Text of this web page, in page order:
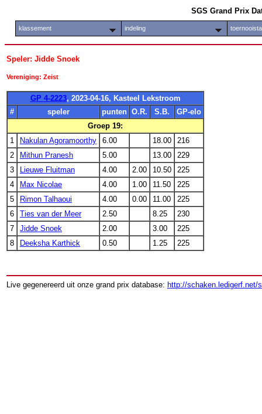
SGS Grand Prix
klassement indeling
Speler: Jidde Snoek
Vereniging: Zeist
GP 4-2223, 2023-04-16, Kasteel Lekstroom
#
speler punten O.R. S.B.
GP-elo
Groep 19:
1
Nakulan Agoramoorthy 6.00 18.00
216
2
Mithun Pranesh 5.00 13.00
229
3
Lieuwe Fluitman 4.00 2.00 10.50
225
4
Max Nicolae 4.00 1.00 11.50
225
5
Rimon Talhaoui 4.00 0.00 11.00
225
6
Ties van der Meer 2.50 8.25
230
7
Jidde Snoek 2.00 3.00
225
8
Deeksha Karthick 0.50 1.25 225
Live gegenereerd uit onze grand prix database: http://schaken.ledigerf.net/